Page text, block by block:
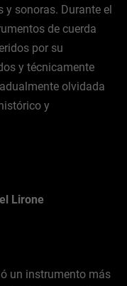
sonoras. Durante el
de cuerda
por su
y técnicamente
olvidada
y
Lirone
un instrumento más